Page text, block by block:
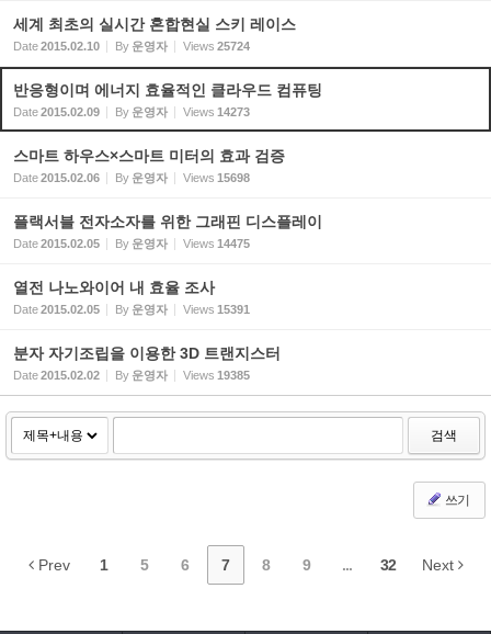
세계 최초의 실시간 혼합현실 스키 레이스
Date2015.02.10 By 운영자 Views 25724
반응형이며 에너지 효율적인 클라우드 컴퓨팅
Date2015.02.09 By 운영자 Views 14273
스마트 하우스×스마트 미터의 효과 검증
Date2015.02.06 By 운영자 Views 15698
플랙서블 전자소자를 위한 그래핀 디스플레이
Date2015.02.05 By 운영자 Views 14475
열전 나노와이어 내 효율 조사
Date2015.02.05 By 운영자 Views 15391
분자 자기조립을 이용한 3D 트랜지스터
Date2015.02.02 By 운영자 Views 19385
검색
쓰기
Prev 1 5 6 7 8 9 ... 32 Next